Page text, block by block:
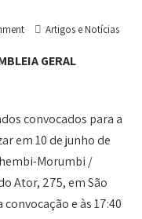
Artigos e Notícias
GERAL
convocados para a
em 10 de junho de
Morumbi /
Ator, 275, em São
e às 17:40